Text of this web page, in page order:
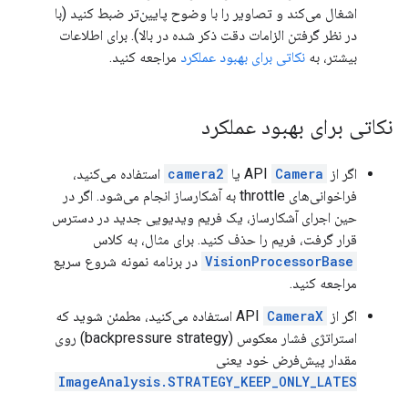
اشغال می‌کند و تصاویر را با وضوح پایین‌تر ضبط کنید (با
در نظر گرفتن الزامات دقت ذکر شده در بالا). برای اطلاعات
بیشتر، به نکاتی برای بهبود عملکرد مراجعه کنید.
نکاتی برای بهبود عملکرد
اگر از API Camera یا camera2 استفاده می‌کنید،
فراخوانی‌های throttle به آشکارساز انجام می‌شود. اگر در
حین اجرای آشکارساز، یک فریم ویدیویی جدید در دسترس
قرار گرفت، فریم را حذف کنید. برای مثال، به کلاس
VisionProcessorBase در برنامه نمونه شروع سریع
مراجعه کنید.
اگر از API CameraX
استفاده می‌کنید، مطمئن شوید که
استراتژی فشار معکوس (backpressure strategy) روی
مقدار پیش‌فرض خود یعنی
ImageAnalysis.STRATEGY_KEEP_ONLY_LATES